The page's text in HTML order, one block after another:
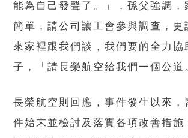
能為自己發聲了。」，孫父強調，
簡單，請公司讓工會參與調查，更
來家裡跟我們談，我們要的全力協
子，「請長榮航空給我們一個公道
長榮航空則回應，事件發生以來，
件始末並檢討及落實各項改善措施